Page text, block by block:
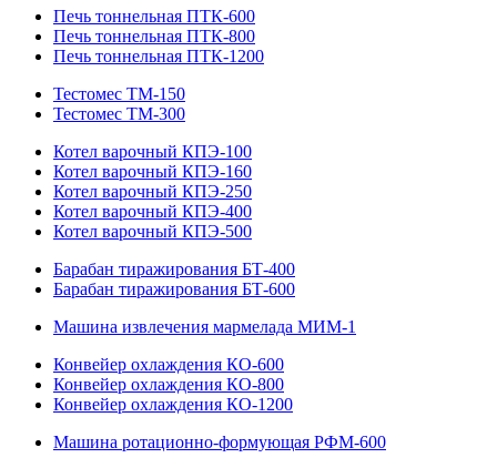
Печь тоннельная ПТК-600
Печь тоннельная ПТК-800
Печь тоннельная ПТК-1200
Тестомес ТМ-150
Тестомес ТМ-300
Котел варочный КПЭ-100
Котел варочный КПЭ-160
Котел варочный КПЭ-250
Котел варочный КПЭ-400
Котел варочный КПЭ-500
Барабан тиражирования БТ-400
Барабан тиражирования БТ-600
Машина извлечения мармелада МИМ-1
Конвейер охлаждения КО-600
Конвейер охлаждения КО-800
Конвейер охлаждения КО-1200
Машина ротационно-формующая РФМ-600